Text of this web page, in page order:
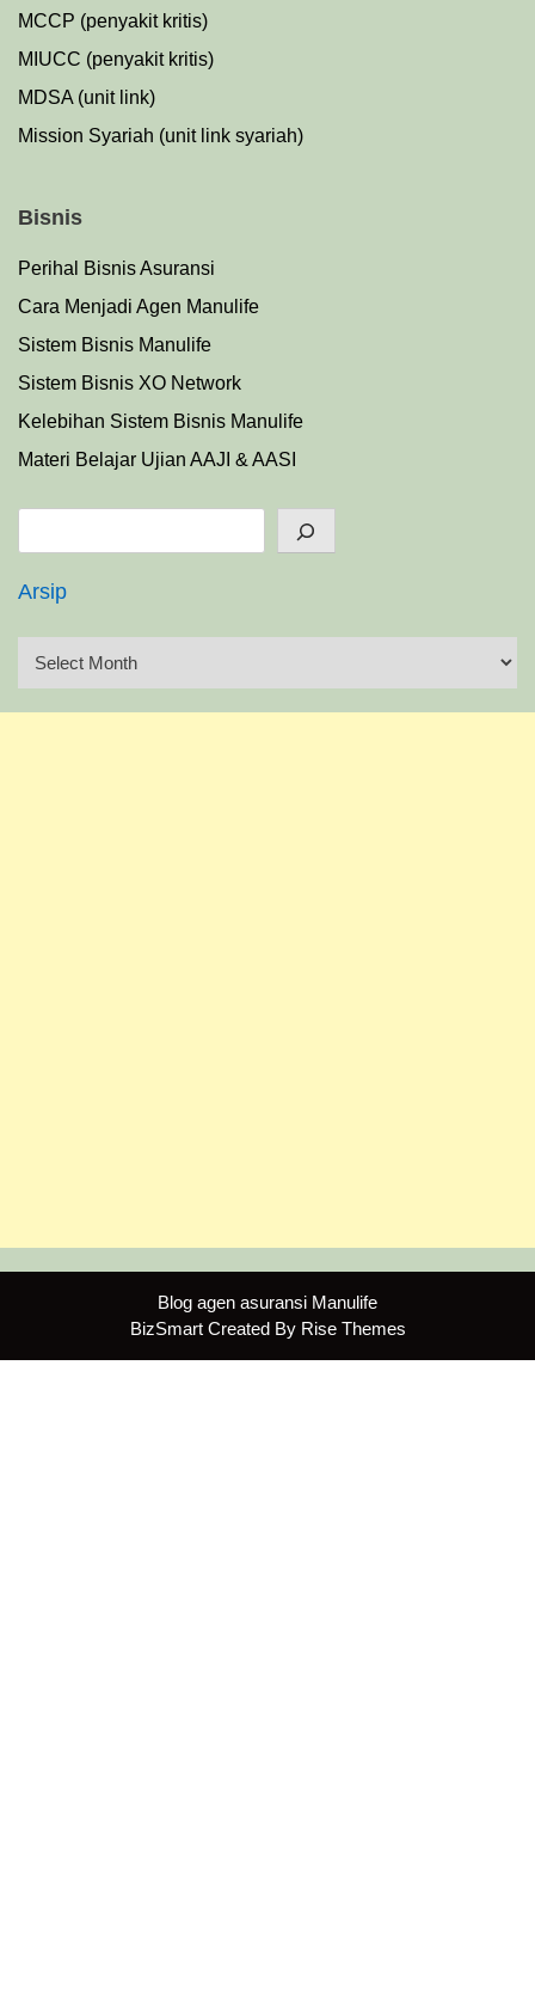
MCCP (penyakit kritis)
MIUCC (penyakit kritis)
MDSA (unit link)
Mission Syariah (unit link syariah)
Bisnis
Perihal Bisnis Asuransi
Cara Menjadi Agen Manulife
Sistem Bisnis Manulife
Sistem Bisnis XO Network
Kelebihan Sistem Bisnis Manulife
Materi Belajar Ujian AAJI & AASI
Arsip
Blog agen asuransi Manulife
BizSmart Created By Rise Themes